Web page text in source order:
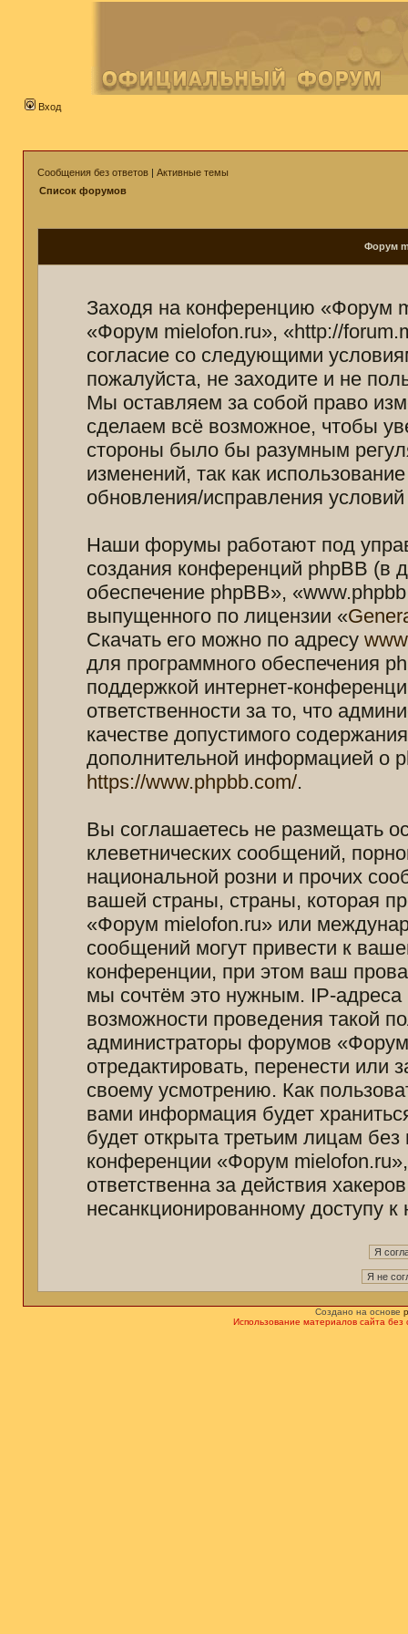
Вход
Сообщения без ответов | Активные темы
Список форумов
Форум
Заходя на конференцию «Форум
«Форум mielofon.ru», «http://
согласие со следующими
пожалуйста, не заходите и не
Мы оставляем за собой право
сделаем всё возможное, чтобы
стороны было бы разумным
изменений, так как
обновления/исправления
Наши форумы работают под
создания конференций phpBB (в
обеспечение phpBB»,
выпущенного по лицензии «
Скачать его можно по адресу
для программного обеспечения
поддержкой интернет-
ответственности за то, что
качестве допустимого
дополнительной информацией о
https://www.phpbb.com/.
Вы соглашаетесь не размещать
клеветнических сообщений,
национальной розни и прочих
вашей страны, страны, которая
«Форум mielofon.ru» или
сообщений могут привести к
конференции, при этом ваш
мы сочтём это нужным. IP-
возможности проведения такой
администраторы форумов
отредактировать, перенести
своему усмотрению. Как
вами информация будет
будет открыта третьим лицам
конференции «Форум
ответственна за действия
несанкционированному доступу к
Создано на основе
Использование материалов сайта